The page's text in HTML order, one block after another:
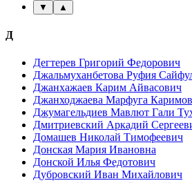
▼ ▲
Д
Дегтерев Григорий Федорович
Джальмуханбетова Руфия
Джанхажаев Карим Айвасович
Джанходжаева Марфуга
Джумагельдиев Мавлют Гали
Дмитриевский Аркадий
Домашев Николай Тимофеевич
Донская Мария Ивановна
Донской Илья Федотович
Дубровский Иван Михайлович